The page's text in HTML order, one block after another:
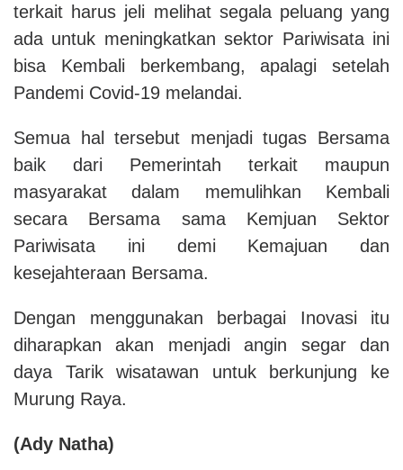
terkait harus jeli melihat segala peluang yang
ada untuk meningkatkan sektor Pariwisata ini
bisa Kembali berkembang, apalagi setelah
Pandemi Covid-19 melandai.
Semua hal tersebut menjadi tugas Bersama
baik dari Pemerintah terkait maupun
masyarakat dalam memulihkan Kembali
secara Bersama sama Kemjuan Sektor
Pariwisata ini demi Kemajuan dan
kesejahteraan Bersama.
Dengan menggunakan berbagai Inovasi itu
diharapkan akan menjadi angin segar dan
daya Tarik wisatawan untuk berkunjung ke
Murung Raya.
(Ady Natha)